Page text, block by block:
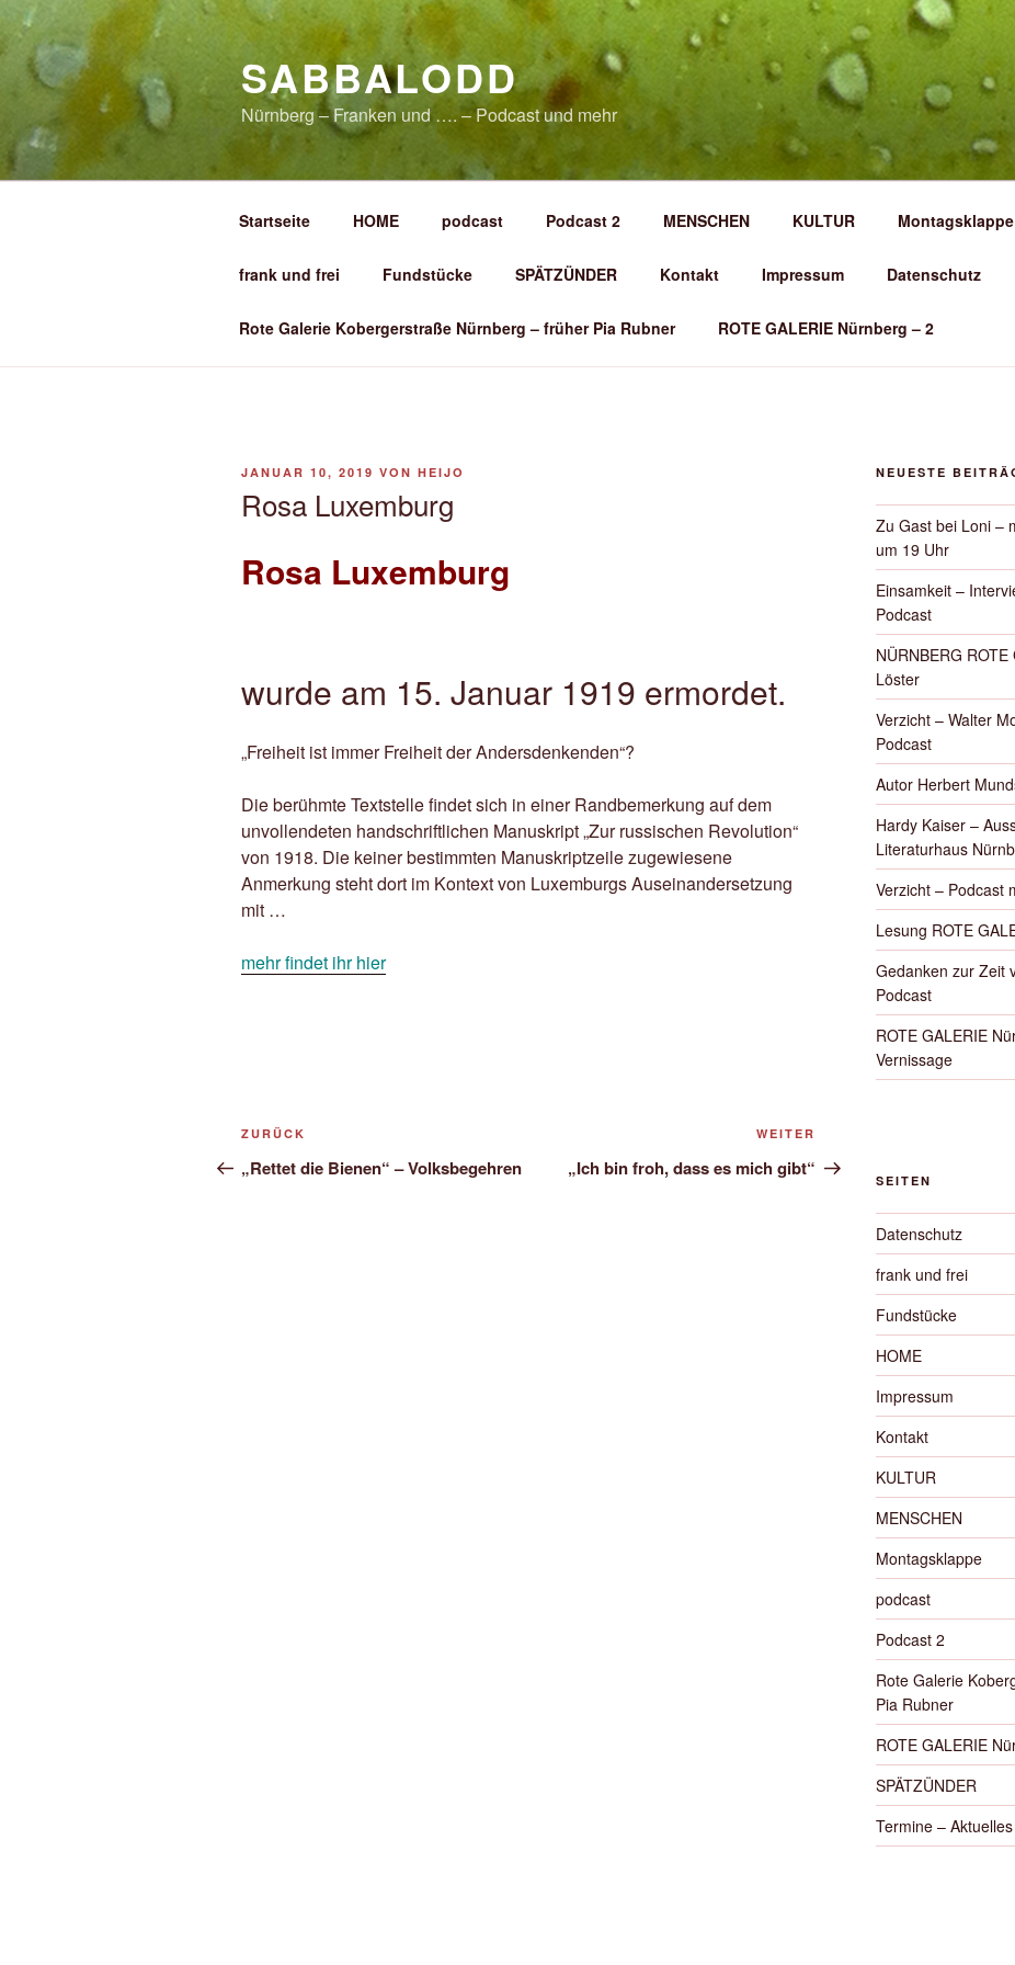
Zum
Inhalt
springen
SABBALODD
Nürnberg – Franken und …. – Podcast und mehr
Startseite HOME podcast Podcast 2 MENSCHEN KULTUR Montagsklappe
frank und frei Fundstücke SPÄTZÜNDER Kontakt Impressum Datenschutz
Rote Galerie Kobergerstraße Nürnberg – früher Pia Rubner ROTE GALERIE Nürnberg – 2
VERÖFFENTLICHT
JANUAR 10, 2019 VON HEIJO
Rosa Luxemburg
Rosa Luxemburg
wurde am 15. Januar 1919 ermordet.
„Freiheit ist immer Freiheit der Andersdenkenden“?
Die berühmte Textstelle findet sich in einer Randbemerkung auf dem
unvollendeten handschriftlichen Manuskript „Zur russischen Revolution“
von 1918. Die keiner bestimmten Manuskriptzeile zugewiesene
Anmerkung steht dort im Kontext von Luxemburgs Auseinandersetzung
mit …
mehr findet ihr hier
Beitragsnavigation
Vorheriger
Beitrag
ZURÜCK
„Rettet die Bienen“ – Volksbegehren
Beitrag
WEITER
„Ich bin froh, dass es mich gibt“
NEUESTE
Zu Gast bei Loni –
um 19 Uhr
Einsamkeit –
Podcast
NÜRNBERG
Löster
Verzicht – Walter
Podcast
Autor Herbert
Hardy Kaiser –
Literaturhaus
Verzicht – Podcast
Lesung ROTE
Gedanken zur Zeit
Podcast
ROTE GALERIE
Vernissage
SEITEN
Datenschutz
frank und frei
Fundstücke
HOME
Impressum
Kontakt
KULTUR
MENSCHEN
Montagsklappe
podcast
Podcast 2
Rote Galerie
Pia Rubner
ROTE GALERIE
SPÄTZÜNDER
Termine – Aktuelles